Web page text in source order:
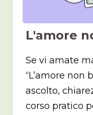
L'amore
Se vi amate
“L’amore non
ascolto,
corso pratico